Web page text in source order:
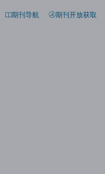
期刊导航 期刊开放获取